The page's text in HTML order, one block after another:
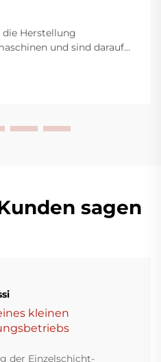
die Herstellung
und sind darauf
bereitzustellen.
nutzen moderne
sagen
kleinen
der Einzelschicht-